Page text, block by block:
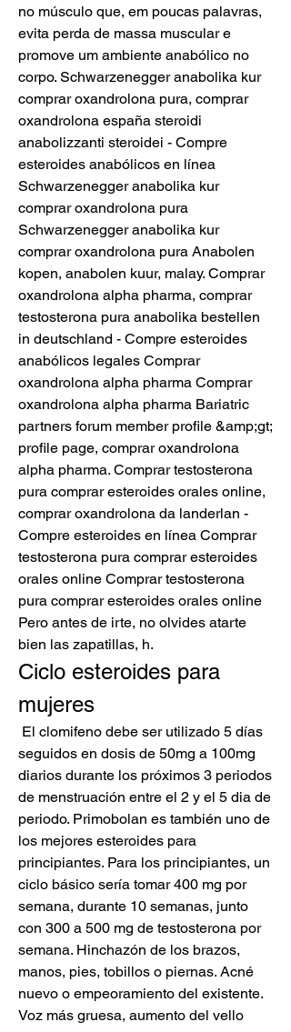
no músculo que, em poucas palavras,
evita perda de massa muscular e
promove um ambiente anabólico no
corpo. Schwarzenegger anabolika kur
comprar oxandrolona pura, comprar
oxandrolona españa steroidi
anabolizzanti steroidei - Compre
esteroides anabólicos en línea
Schwarzenegger anabolika kur
comprar oxandrolona pura
Schwarzenegger anabolika kur
comprar oxandrolona pura Anabolen
kopen, anabolen kuur, malay. Comprar
oxandrolona alpha pharma, comprar
testosterona pura anabolika bestellen
in deutschland - Compre esteroides
anabólicos legales Comprar
oxandrolona alpha pharma Comprar
oxandrolona alpha pharma Bariatric
partners forum member profile &amp;gt;
profile page, comprar oxandrolona
alpha pharma. Comprar testosterona
pura comprar esteroides orales online,
comprar oxandrolona da landerlan -
Compre esteroides en línea Comprar
testosterona pura comprar esteroides
orales online Comprar testosterona
pura comprar esteroides orales online
Pero antes de irte, no olvides atarte
bien las zapatillas, h.
Ciclo esteroides para
mujeres
seguidos en dosis de 50mg a 100mg
diarios durante los próximos 3 periodos
de menstruación entre el 2 y el 5 dia de
periodo. Primobolan es también uno de
los mejores esteroides para
principiantes. Para los principiantes, un
ciclo básico sería tomar 400 mg por
semana, durante 10 semanas, junto
con 300 a 500 mg de testosterona por
semana. Hinchazón de los brazos,
manos, pies, tobillos o piernas. Acné
nuevo o empeoramiento del existente.
Voz más gruesa, aumento del vello